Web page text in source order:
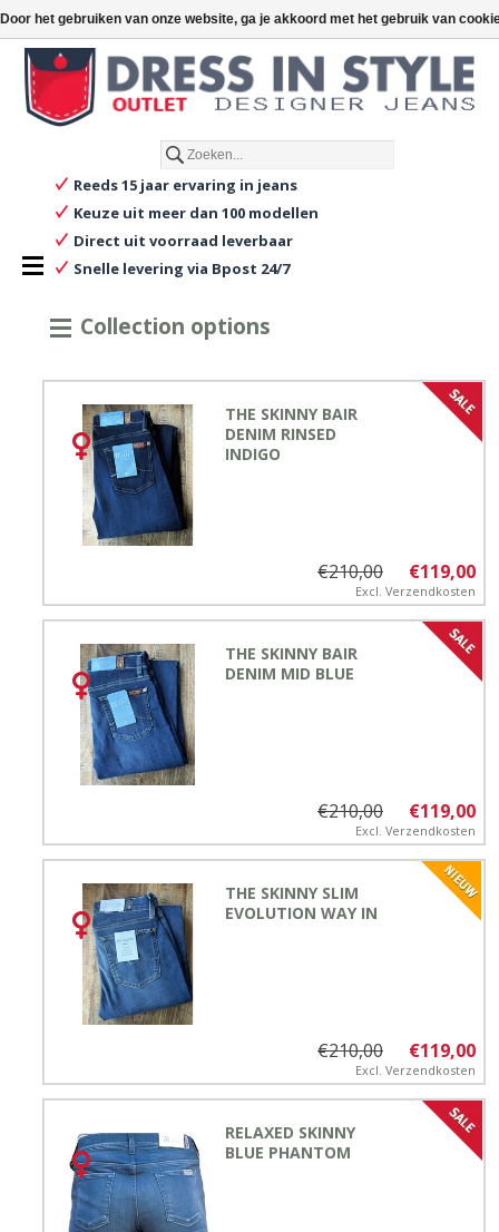
€0,00
€
Reeds 15 jaar ervaring in jeans
Keuze uit meer dan 100 modellen
Direct uit voorraad leverbaar
Snelle levering via Bpost 24/7
Collection options
THE SKINNY BAIR
DENIM RINSED
INDIGO
€119,00
€210,00
Excl. Verzendkosten
THE SKINNY BAIR
DENIM MID BLUE
€119,00
€210,00
Excl. Verzendkosten
THE SKINNY SLIM
EVOLUTION WAY IN
€119,00
€210,00
Excl. Verzendkosten
RELAXED SKINNY
BLUE PHANTOM
Door het gebruiken van onze website, ga je akkoord met het gebruik van